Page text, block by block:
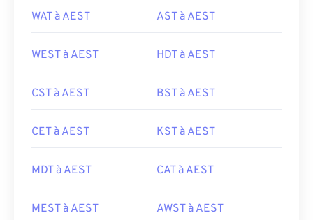
WAT à AEST AST à AEST
WEST à AEST HDT à AEST
CST à AEST BST à AEST
CET à AEST KST à AEST
MDT à AEST CAT à AEST
MEST à AEST AWST à AEST